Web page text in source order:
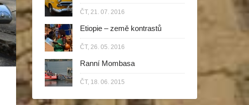
ČT, 21. 07. 2016
Etiopie – země kontrastů
ČT, 26. 05. 2016
Ranní Mombasa
ČT, 18. 06. 2015